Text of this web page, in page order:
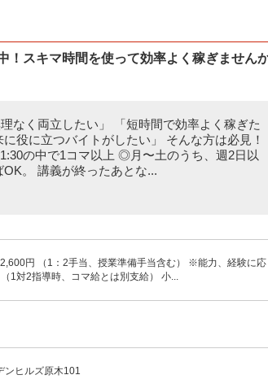
スキマ時間を使って効率よく稼ぎません
理なく両立したい」 「短時間で効率よく稼ぎた
に役に立つバイトがしたい」 そんな方は必見！
の中で1コマ以上 ◎月〜土のうち、週2日以
OK。 講義が終ったあとな...
円 （1：2手当、授業準備手当含む） ※能力、経験に応
1対2指導時、コマ給とは別支給） 小...
ンヒルズ原木101